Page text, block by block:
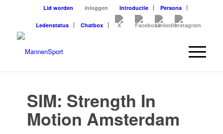
Lid worden Inloggen Introductie Persona
Ledenstatus Chatbox
SIM: Strength In
Motion Amsterdam